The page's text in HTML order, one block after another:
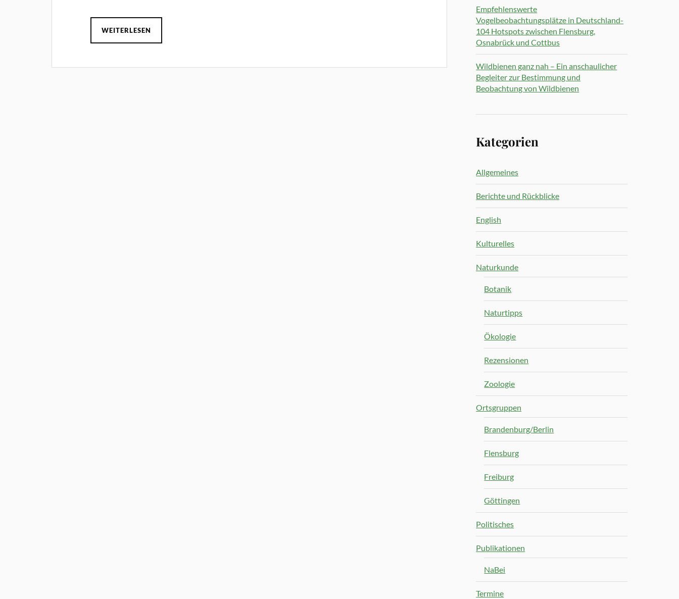
WEITERLESEN
Empfehlenswerte
Vogelbeobachtungsplätze in Deutschland-
104 Hotspots zwischen Flensburg,
Osnabrück und Cottbus
Wildbienen ganz nah – Ein anschaulicher
Begleiter zur Bestimmung und
Beobachtung von Wildbienen
Kategorien
Allgemeines
Berichte und Rückblicke
English
Kulturelles
Naturkunde
Botanik
Naturtipps
Ökologie
Rezensionen
Zoologie
Ortsgruppen
Brandenburg/Berlin
Flensburg
Freiburg
Göttingen
Politisches
Publikationen
NaBei
Termine